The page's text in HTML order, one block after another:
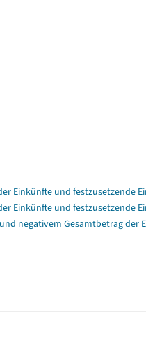
Einkünfte und
Einkünfte und
negativem Gesamtbetrag der